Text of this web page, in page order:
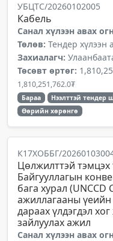
УБЦТС/20260102005
Кабель
Санал хүлээн авах
Төлөв: Тендер хүлээн
Захиалагч:
Төсөвт өртөг:
1,810,251,762.0₮
Бараа
Нээлттэй тендер
Өөрийн хөрөнгө
К17ХОББГ/
Цөлжилттэй тэмцэх
Байгууллагын
бага хурал
ажиллагааны
дараах үлдэгдэл
зайлуулах ажил
Санал хүлээн авах